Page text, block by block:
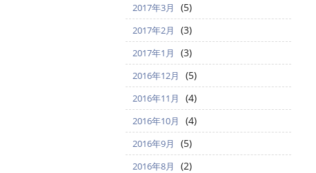
2017年3月 (5)
2017年2月 (3)
2017年1月 (3)
2016年12月 (5)
2016年11月 (4)
2016年10月 (4)
2016年9月 (5)
2016年8月 (2)